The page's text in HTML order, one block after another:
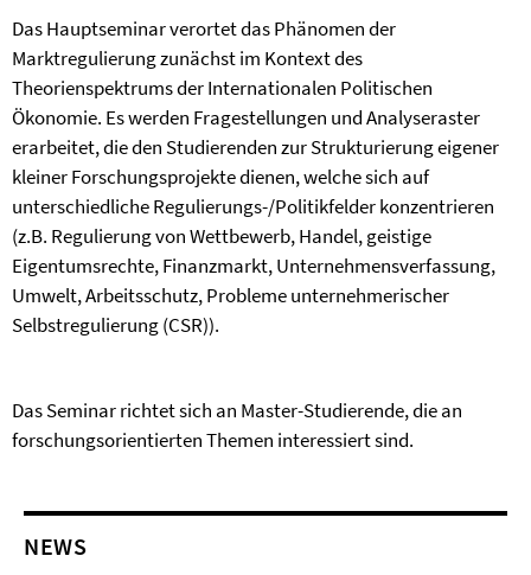
Das Hauptseminar verortet das Phänomen der
Marktregulierung zunächst im Kontext des
Theorienspektrums der Internationalen Politischen
Ökonomie. Es werden Fragestellungen und Analyseraster
erarbeitet, die den Studierenden zur Strukturierung eigener
kleiner Forschungsprojekte dienen, welche sich auf
unterschiedliche Regulierungs-/Politikfelder konzentrieren
(z.B. Regulierung von Wettbewerb, Handel, geistige
Eigentumsrechte, Finanzmarkt, Unternehmensverfassung,
Umwelt, Arbeitsschutz, Probleme unternehmerischer
Selbstregulierung (CSR)).
Das Seminar richtet sich an Master-Studierende, die an
forschungsorientierten Themen interessiert sind.
NEWS